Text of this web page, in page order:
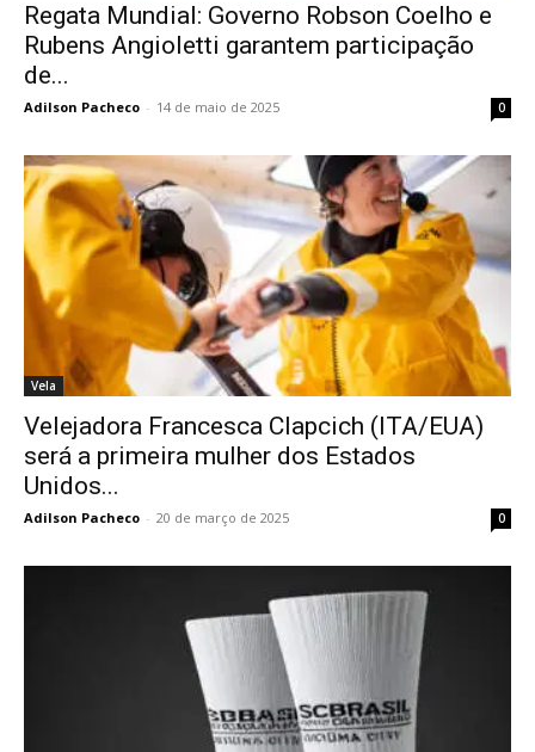
Regata Mundial: Governo Robson Coelho e
Rubens Angioletti garantem participação
de...
Adilson Pacheco - 14 de maio de 2025 0
Vela
Velejadora Francesca Clapcich (ITA/EUA)
será a primeira mulher dos Estados
Unidos...
Adilson Pacheco - 20 de março de 2025 0